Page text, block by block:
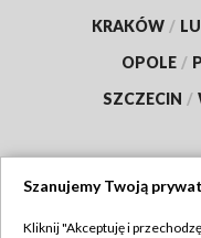
KRAKÓW /
OPOLE /
SZCZECIN /
Szanujemy Twoją
Kliknij "Akceptuję i